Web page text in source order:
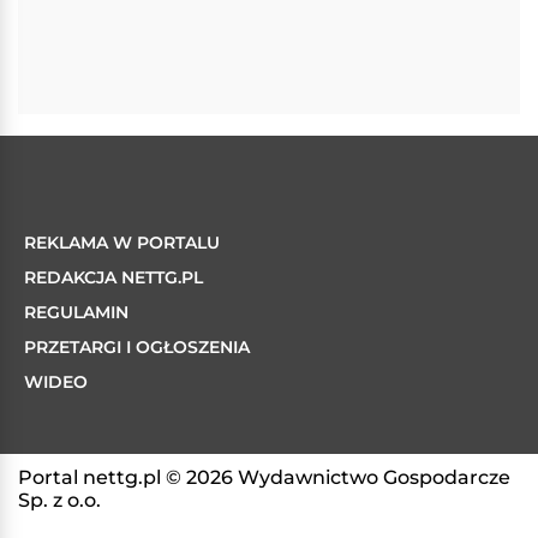
REKLAMA W PORTALU
REDAKCJA NETTG.PL
REGULAMIN
PRZETARGI I OGŁOSZENIA
WIDEO
Portal nettg.pl © 2026 Wydawnictwo Gospodarcze
Sp. z o.o.